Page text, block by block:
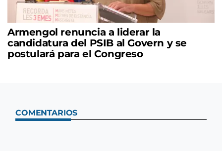
Armengol renuncia a liderar la
candidatura del PSIB al Govern y se
postulará para el Congreso
COMENTARIOS